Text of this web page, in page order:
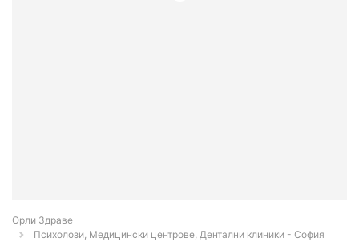
Орли Здраве
Психолози, Медицински центрове, Дентални клиники - София